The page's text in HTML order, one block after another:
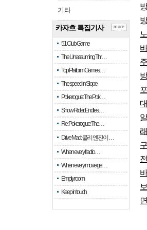
기타
카자흐 특집기사
51 Club Game
The Unassuming Thr…
Top Platform Games…
The speed in Slope
Pokerogue: The Pok…
Snow Rider: Endles…
Re: Pokerogue: The…
Drive Mad: 물리 엔진이 …
When every fractio…
When every move ge…
Empty room
Keep in touch
more